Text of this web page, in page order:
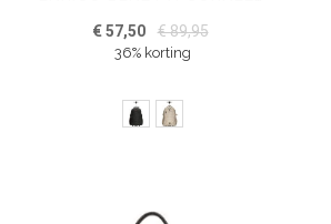
€ 57,50 € 89,95
36% korting